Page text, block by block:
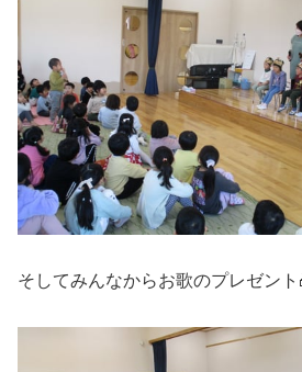
そしてみんなからお歌のプレゼント